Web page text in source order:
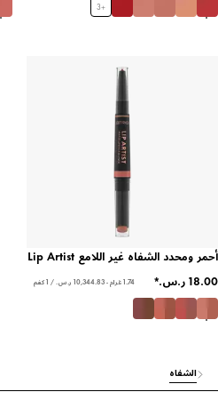
+
3
أحمر ومحدد الشفاه غير اللامع Lip Artist
1.74 غرام - ‏10,344.83 ر.س.‏ / 1 كغم
الشفاه